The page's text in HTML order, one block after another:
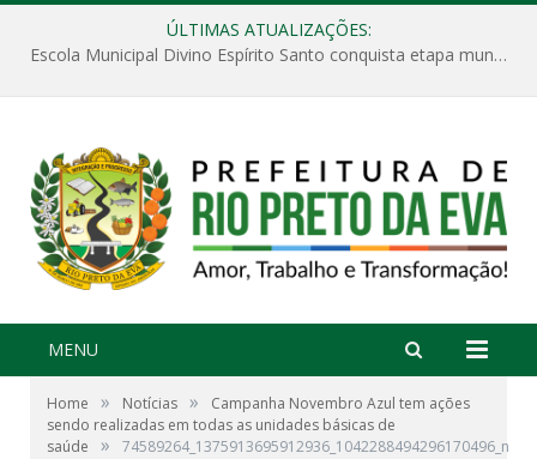
ÚLTIMAS ATUALIZAÇÕES:
Escola Municipal Divino Espírito Santo conquista etapa municipal da V Feira Amazonense de Matemática
MENU
Home » Notícias »
Campanha Novembro Azul tem ações
sendo realizadas em todas as unidades básicas de
saúde
» 74589264_1375913695912936_1042288494296170496_n